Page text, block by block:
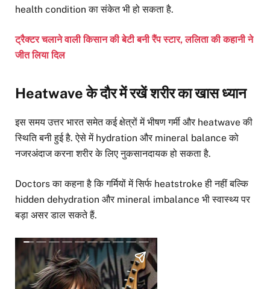
health condition का संकेत भी हो सकता है.
ट्रैक्टर चलाने वाली किसान की बेटी बनी रैंप स्टार, ललिता की कहानी ने
जीत लिया दिल
Heatwave के दौर में रखें शरीर का खास ध्यान
इस समय उत्तर भारत समेत कई क्षेत्रों में भीषण गर्मी और heatwave की
स्थिति बनी हुई है. ऐसे में hydration और mineral balance को
नजरअंदाज करना शरीर के लिए नुकसानदायक हो सकता है.
Doctors का कहना है कि गर्मियों में सिर्फ heatstroke ही नहीं बल्कि
hidden dehydration और mineral imbalance भी स्वास्थ्य पर
बड़ा असर डाल सकते हैं.